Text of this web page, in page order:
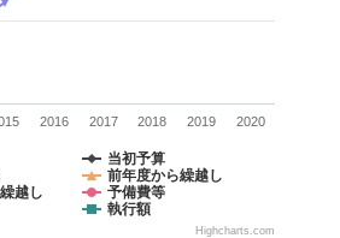
当初予算
前年度から繰越し
越し
予備費等
執行額
2016 2017 2018 2019 2020
Highcharts.com